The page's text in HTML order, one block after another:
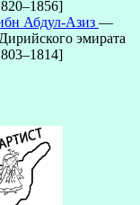
Абдул-Азиз —
эмирата